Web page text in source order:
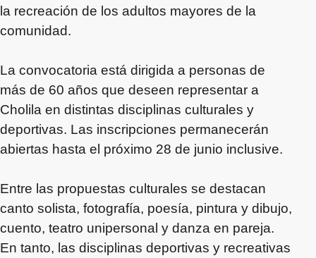
la recreación de los adultos mayores de la
comunidad.
La convocatoria está dirigida a personas de
más de 60 años que deseen representar a
Cholila en distintas disciplinas culturales y
deportivas. Las inscripciones permanecerán
abiertas hasta el próximo 28 de junio inclusive.
Entre las propuestas culturales se destacan
canto solista, fotografía, poesía, pintura y dibujo,
cuento, teatro unipersonal y danza en pareja.
En tanto, las disciplinas deportivas y recreativas